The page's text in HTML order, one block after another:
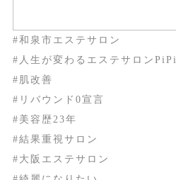
#和泉市エステサロン
#人生が変わるエステサロンPiPi
#肌改善
#リバウンド0宣言
#美容歴23年
#結果重視サロン
#大阪エステサロン